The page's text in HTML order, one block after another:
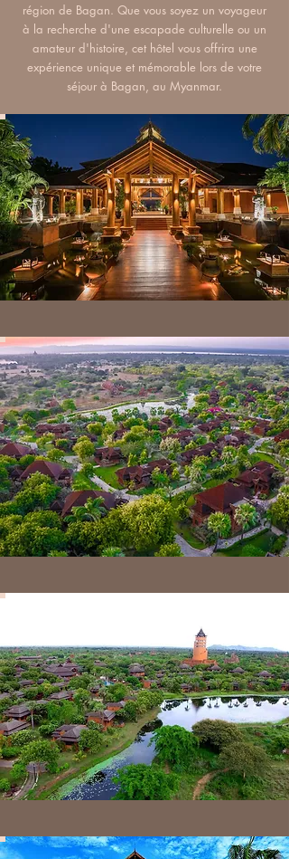
région de Bagan. Que vous soyez un voyageur
à la recherche d'une escapade culturelle ou un
amateur d'histoire, cet hôtel vous offrira une
expérience unique et mémorable lors de votre
séjour à Bagan, au Myanmar.